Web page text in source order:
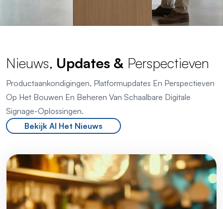
Nieuws, Updates & Perspectieven
Productaankondigingen, Platformupdates En Perspectieven
Op Het Bouwen En Beheren Van Schaalbare Digitale
Signage-Oplossingen.
Bekijk Al Het Nieuws